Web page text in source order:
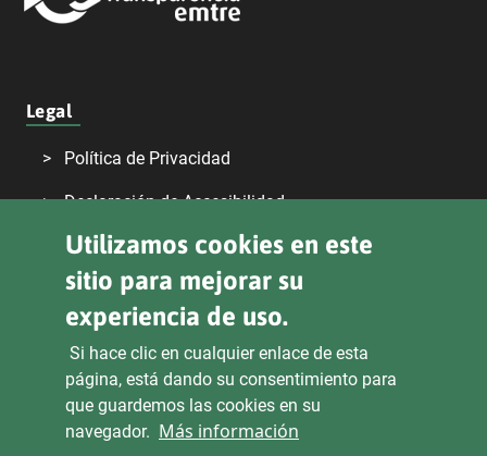
Legal
Política de Privacidad
Declaración de Accesibilidad
Aviso Legal
Transparencia
Sede Electrónica Derecho de Acceso
Utilizamos cookies en este
sitio para mejorar su
experiencia de uso.
Si hace clic en cualquier enlace de esta
página, está dando su consentimiento para
que guardemos las cookies en su
navegador. Más información